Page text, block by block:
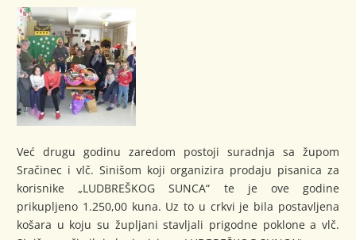
Već drugu godinu zaredom postoji suradnja sa župom
Sračinec i vlč. Sinišom koji organizira prodaju pisanica za
korisnike „LUDBREŠKOG SUNCA“ te je ove godine
prikupljeno 1.250,00 kuna. Uz to u crkvi je bila postavljena
košara u koju su župljani stavljali prigodne poklone a vlč.